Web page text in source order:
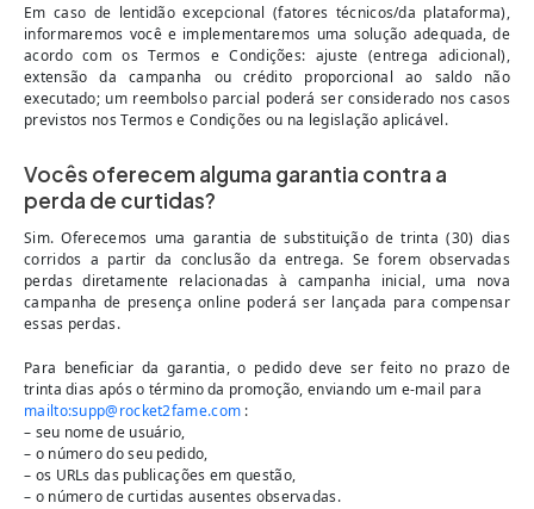
Em caso de lentidão excepcional (fatores técnicos/da plataforma),
informaremos você e implementaremos uma solução adequada, de
acordo com os Termos e Condições: ajuste (entrega adicional),
extensão da campanha ou crédito proporcional ao saldo não
executado; um reembolso parcial poderá ser considerado nos casos
previstos nos Termos e Condições ou na legislação aplicável.
Vocês oferecem alguma garantia contra a
perda de curtidas?
Sim. Oferecemos uma garantia de substituição de trinta (30) dias
corridos a partir da conclusão da entrega. Se forem observadas
perdas diretamente relacionadas à campanha inicial, uma nova
campanha de presença online poderá ser lançada para compensar
essas perdas.
Para beneficiar da garantia, o pedido deve ser feito no prazo de
trinta dias após o término da promoção, enviando um e-mail para
mailto:supp@rocket2fame.com :
– seu nome de usuário,
– o número do seu pedido,
– os URLs das publicações em questão,
– o número de curtidas ausentes observadas.